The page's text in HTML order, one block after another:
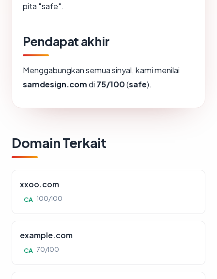
pita "safe".
Pendapat akhir
Menggabungkan semua sinyal, kami menilai
samdesign.comdi 75/100(safe).
Domain Terkait
xxoo.com
CA 100/100
example.com
CA 70/100